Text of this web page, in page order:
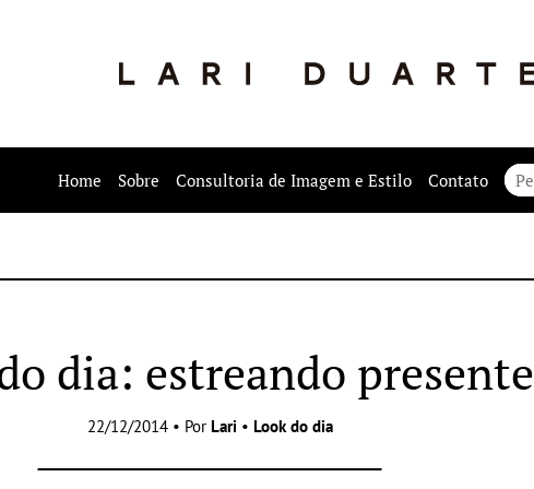
Home Sobre Consultoria de Imagem e Estilo Contato
dia: estreando presente
22/12/2014 • Por Lari • Look do dia